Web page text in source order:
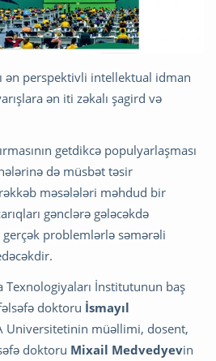
ən perspektivli intellektual idman
ən iti zəkalı şagird və
getdikcə populyarlaşması
də müsbət təsir
məsələləri məhdud bir
gənclərə gələcəkdə
gerçək problemlərlə səmərəli
İnstitutunun baş
doktoru İsmayıl
Universitetinin müəllimi, dosent,
doktoru Mixail Medvedyevin